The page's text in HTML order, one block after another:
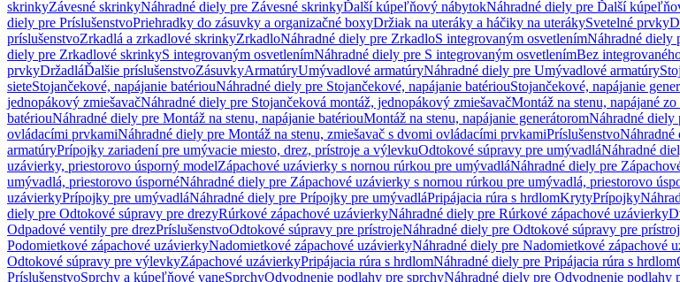
skrinkyZávesné skrinkyNáhradné diely pre Závesné skrinkyĎalší kúpeľňový nábytokNáhradné diely pre Ďalší
diely pre PríslušenstvoPriehradky do zásuvky a organizačné boxyDržiak na uteráky a háčiky na uterákySvetelné prvky
príslušenstvoZrkadlá a zrkadlové skrinkyZrkadloNáhradné diely pre ZrkadloS integrovaným osvetlenímNáhradné diely
diely pre Zrkadlové skrinkyS integrovaným osvetlenímNáhradné diely pre S integrovaným osvetlenímBez
prvkyDržadláĎalšie príslušenstvoZásuvkyArmatúryUmývadlové armatúryNáhradné diely pre Umývadlové armatúry
sieteStojančekové, napájanie batériouNáhradné diely pre Stojančekové, napájanie batériouStojančekové, napájanie
jednopákový zmiešavačNáhradné diely pre Stojančeková montáž, jednopákový zmiešavačMontáž na stenu, napájané zo
batériouNáhradné diely pre Montáž na stenu, napájanie batériouMontáž na stenu, napájanie generátoromNáhradné diely
ovládacími prvkamiNáhradné diely pre Montáž na stenu, zmiešavač s dvomi ovládacími prvkamiPríslušenstvoNáhradné
armatúryPrípojky zariadení pre umývacie miesto, drez, prístroje a výlevkuOdtokové súpravy pre umývadláNáhradné
uzávierky, priestorovo úsporný modelZápachové uzávierky s nornou rúrkou pre umývadláNáhradné diely pre
umývadlá, priestorovo úspornéNáhradné diely pre Zápachové uzávierky s nornou rúrkou pre umývadlá, priestorovo
uzávierkyPrípojky pre umývadláNáhradné diely pre Prípojky pre umývadláPripájacia rúra s hrdlomKrytyPrípojky
diely pre Odtokové súpravy pre drezyRúrkové zápachové uzávierkyNáhradné diely pre Rúrkové zápachové uzávierky
Odpadové ventily pre drezPríslušenstvoOdtokové súpravy pre prístrojeNáhradné diely pre Odtokové súpravy pre
Podomietkové zápachové uzávierkyNadomietkové zápachové uzávierkyNáhradné diely pre Nadomietkové zápachové
Odtokové súpravy pre výlevkyZápachové uzávierkyPripájacia rúra s hrdlomNáhradné diely pre Pripájacia rúra s hrdlom
PríslušenstvoSprchy a kúpeľňové vaneSprchyOdvodnenie podlahy pre sprchyNáhradné diely pre Odvodnenie podlahy